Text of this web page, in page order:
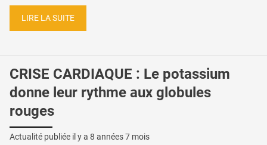
LIRE LA SUITE
CRISE CARDIAQUE : Le potassium
donne leur rythme aux globules
rouges
Actualité publiée il y a 8 années 7 mois